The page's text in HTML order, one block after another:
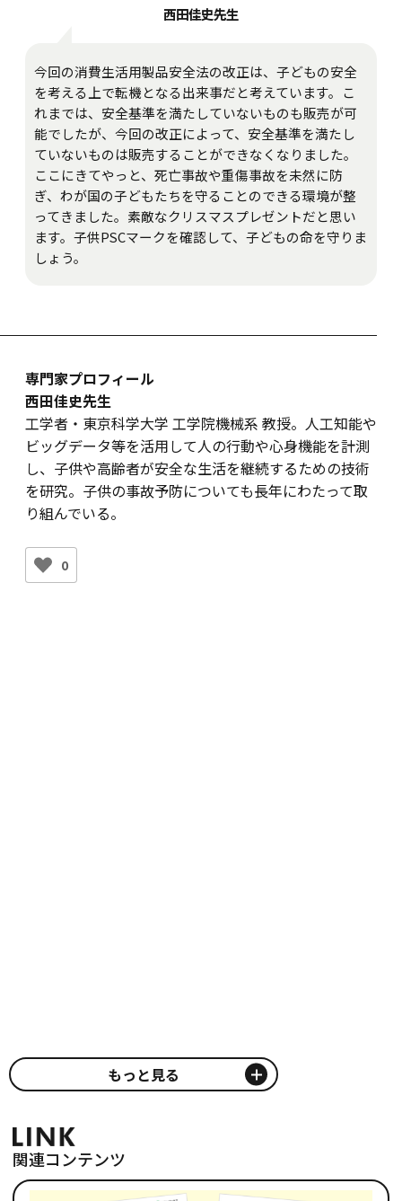
西田佳史先生
今回の消費生活用製品安全法の改正は、子どもの安全
を考える上で転機となる出来事だと考えています。こ
れまでは、安全基準を満たしていないものも販売が可
能でしたが、今回の改正によって、安全基準を満たし
ていないものは販売することができなくなりました。
ここにきてやっと、死亡事故や重傷事故を未然に防
ぎ、わが国の子どもたちを守ることのできる環境が整
ってきました。素敵なクリスマスプレゼントだと思い
ます。子供PSCマークを確認して、子どもの命を守りま
しょう。
専門家プロフィール
西田佳史先生
工学者・東京科学大学 工学院機械系 教授。人工知能や
ビッグデータ等を活用して人の行動や心身機能を計測
し、子供や高齢者が安全な生活を継続するための技術
を研究。子供の事故予防についても長年にわたって取
り組んでいる。
0
もっと見る
関連コンテンツ